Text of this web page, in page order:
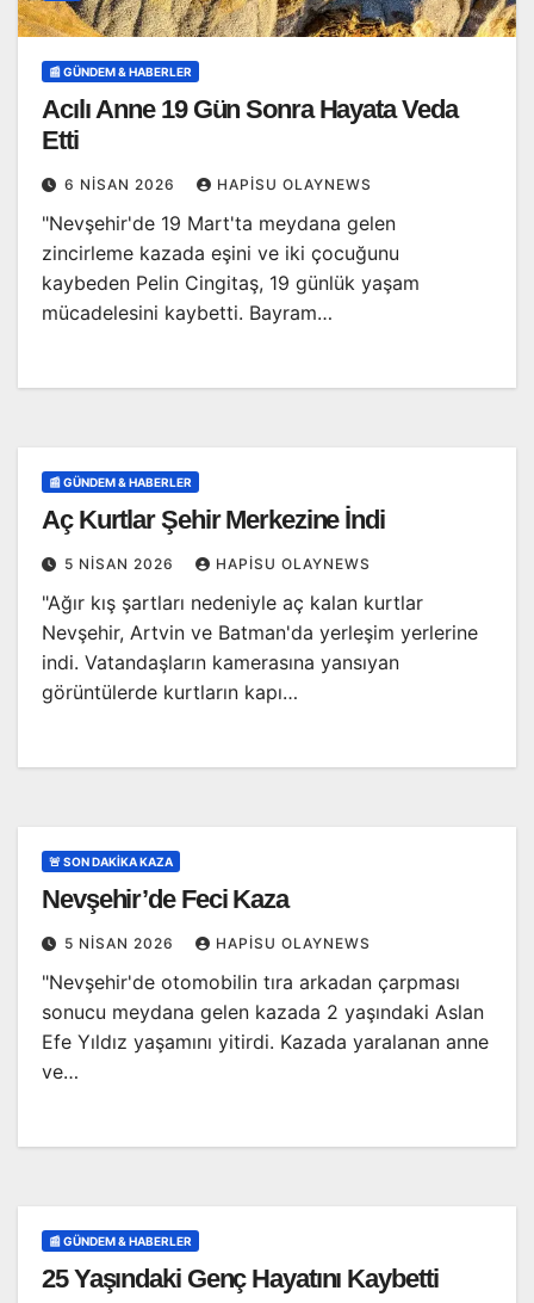
📰 GÜNDEM & HABERLER
Acılı Anne 19 Gün Sonra Hayata Veda
Etti
6 NISAN 2026 HAPISU OLAYNEWS
"Nevşehir'de 19 Mart'ta meydana gelen
zincirleme kazada eşini ve iki çocuğunu
kaybeden Pelin Cingitaş, 19 günlük yaşam
mücadelesini kaybetti. Bayram…
📰 GÜNDEM & HABERLER
Aç Kurtlar Şehir Merkezine İndi
5 NISAN 2026 HAPISU OLAYNEWS
"Ağır kış şartları nedeniyle aç kalan kurtlar
Nevşehir, Artvin ve Batman'da yerleşim yerlerine
indi. Vatandaşların kamerasına yansıyan
görüntülerde kurtların kapı…
🚨 SON DAKİKA KAZA
Nevşehir’de Feci Kaza
5 NISAN 2026 HAPISU OLAYNEWS
"Nevşehir'de otomobilin tıra arkadan çarpması
sonucu meydana gelen kazada 2 yaşındaki Aslan
Efe Yıldız yaşamını yitirdi. Kazada yaralanan anne
ve…
📰 GÜNDEM & HABERLER
25 Yaşındaki Genç Hayatını Kaybetti